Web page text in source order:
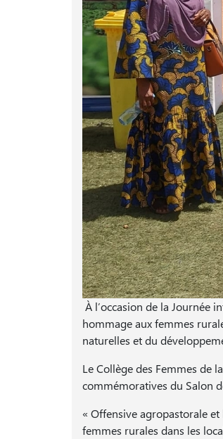
À l’occasion de la Journée
hommage aux femmes
naturelles et du
Le Collège des Femmes de
commémoratives du Salon
« Offensive agropastorale
femmes rurales dans les